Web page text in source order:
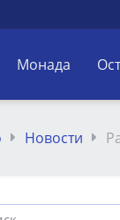
Монада
Новости